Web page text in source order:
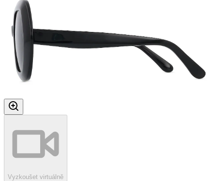
Vyzkoušet virtuálně